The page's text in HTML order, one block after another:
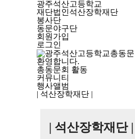
광주석산고등학교
재단법인석산장학재단
봉사단
동문야구단
회원가입
로그인
환영합니다.
총동문회 활동
커뮤니티
행사앨범
| 석산장학재단 |
| 석산장학재단 |